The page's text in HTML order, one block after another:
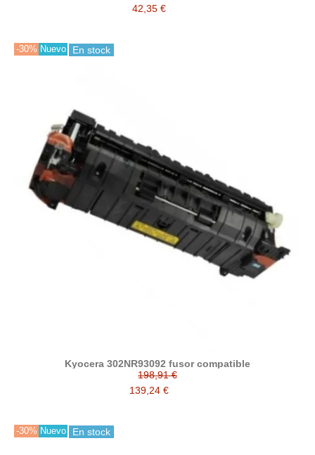
42,35 €
-30% Nuevo En stock
Kyocera 302NR93092 fusor compatible
198,91 €
139,24 €
-30% Nuevo En stock